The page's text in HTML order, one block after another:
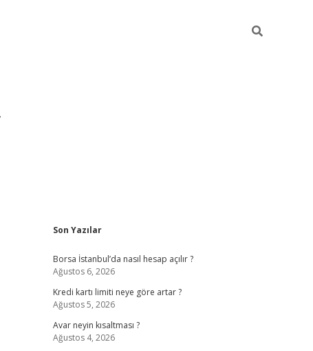
Sidebar
Son Yazılar
Borsa İstanbul’da nasıl hesap açılır ?
Ağustos 6, 2026
Kredi kartı limiti neye göre artar ?
Ağustos 5, 2026
Avar neyin kısaltması ?
Ağustos 4, 2026